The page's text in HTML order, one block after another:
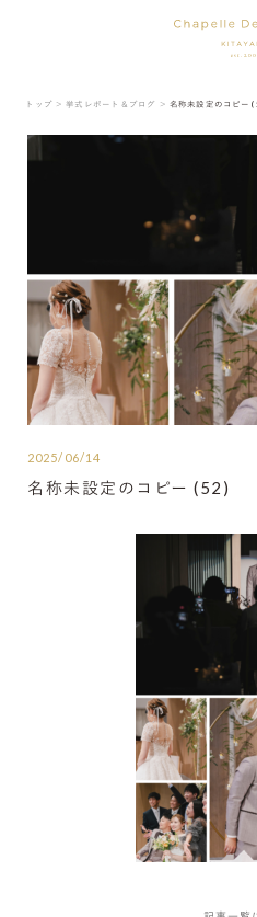
トップ ＞ 挙式レポート＆ブログ ＞ 名称未設定のコピー
2025/06/14
名称未設定のコピー (52)